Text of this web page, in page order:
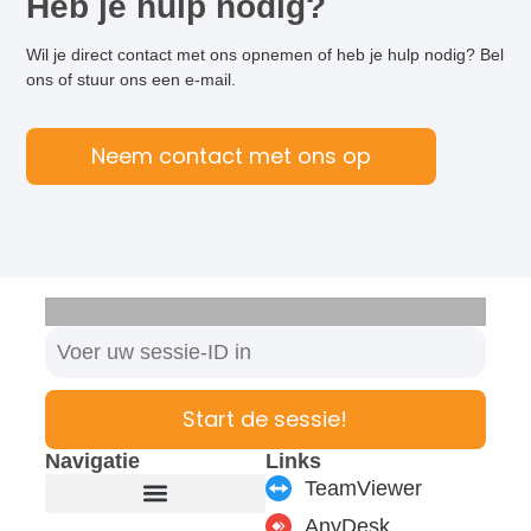
Wil je direct contact met ons opnemen of heb je hulp nodig? Bel
ons of stuur ons een e-mail.
Neem contact met ons op
Navigatie
Links
TeamViewer
AnyDesk
Start de sessie!